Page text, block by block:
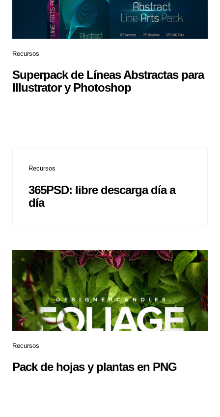
Recursos
Superpack de Líneas Abstractas para
Illustrator y Photoshop
Recursos
365PSD: libre descarga día a
día
Recursos
Pack de hojas y plantas en PNG